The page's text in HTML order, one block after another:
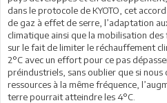
dans le protocole de KYOTO, cet
de gaz à effet de serre, l’adaptation
climatique ainsi que la mobilisation
sur le fait de limiter le réchauffement
2°C avec un effort pour ce pas
préindustriels, sans oublier que si
ressources à la même fréquence,
terre pourrait atteindre les 4°C.